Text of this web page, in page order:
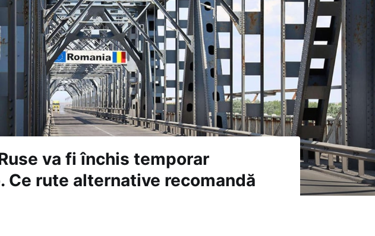
va fi închis temporar
Ce rute alternative recomandă